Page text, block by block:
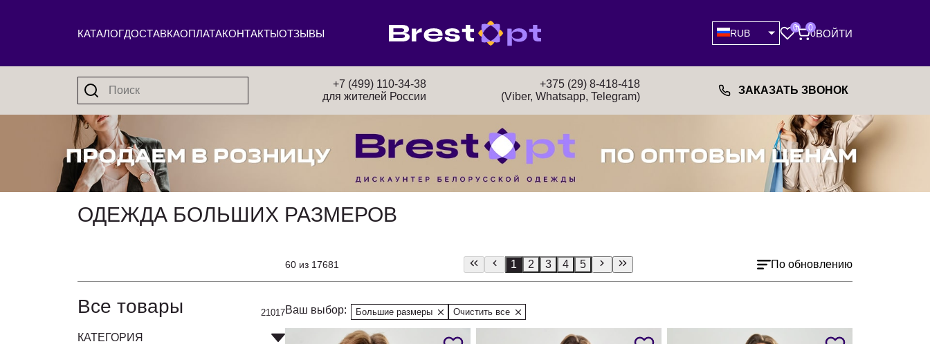
КАТАЛОГДОСТАВКАОПЛАТАКОНТАКТЫОТЗЫВЫ RUB
0 0
0ВОЙТИ
+7 (499) 110-34-38
для жителей России
+375 (29) 8-418-418
(Viber, Whatsapp, Telegram)
ЗАКАЗАТЬ ЗВОНОК
ОДЕЖДА БОЛЬШИХ РАЗМЕРОВ
60 из 17681 По обновлению
1 2 3 4 5
Все товары 21017
КАТЕГОРИЯ
Ваш выбор: Большие размеры Очистить все